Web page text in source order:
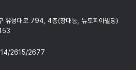
유성대로 794, 4층(장대동, 뉴토피아빌딩)
2615/2677